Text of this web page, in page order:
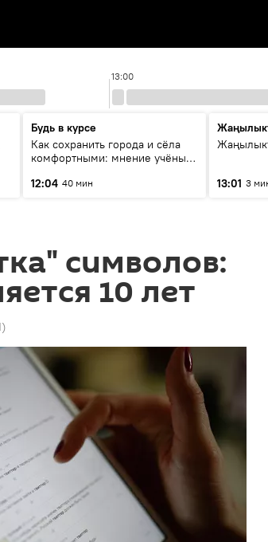
13:00
Будь в курсе
Как сохранить города и сёла
комфортными: мнение учёных
12:04 40 мин 13:01 3
символов:
10 лет
)